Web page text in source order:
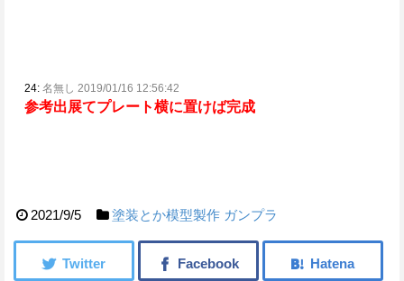
24: 名無し 2019/01/16 12:56:42
参考出展てプレート横に置けば完成
2021/9/5 塗装とか模型製作 ガンプラ